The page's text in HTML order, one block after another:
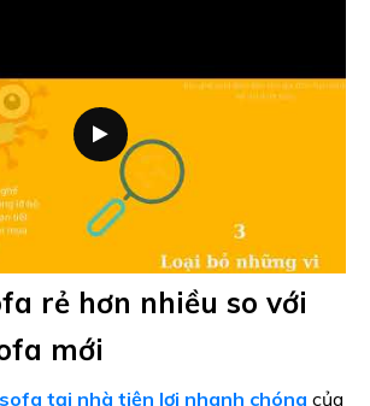
rẻ hơn nhiều so với
mới
tại nhà tiện lợi nhanh chóng của